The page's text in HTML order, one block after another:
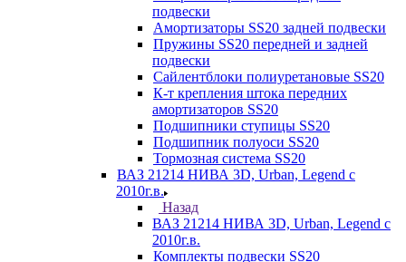
подвески
Амортизаторы SS20 задней подвески
Пружины SS20 передней и задней
подвески
Сайлентблоки полиуретановые SS20
К-т крепления штока передних
амортизаторов SS20
Подшипники ступицы SS20
Подшипник полуоси SS20
Тормозная система SS20
ВАЗ 21214 НИВА 3D, Urban, Legend c
2010г.в.
Назад
ВАЗ 21214 НИВА 3D, Urban, Legend c
2010г.в.
Комплекты подвески SS20